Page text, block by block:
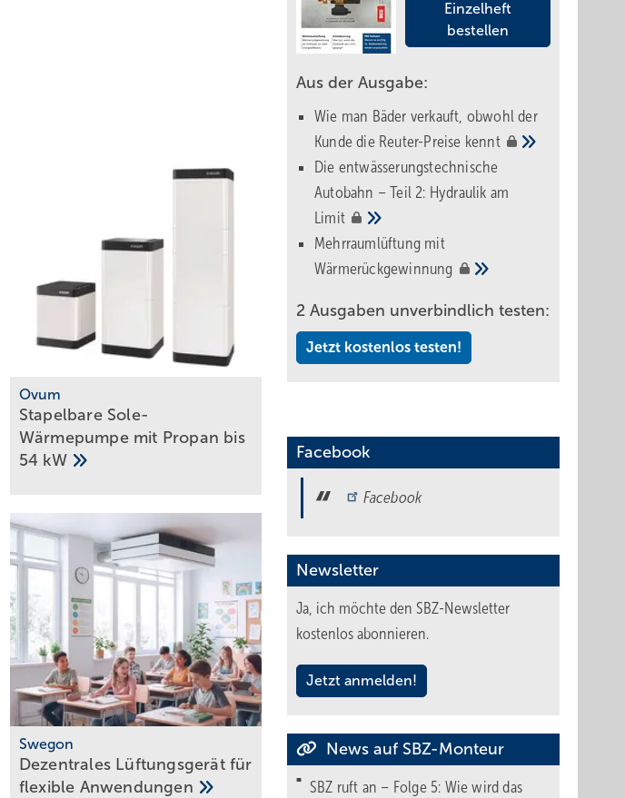
Ovum
Stapelbare Sole-
Wärmepumpe mit Propan bis
54 kW
Swegon
Dezentrales Lüftungsgerät für
flexible Anwendungen
Einzelheft
bestellen
Aus der Ausgabe:
Wie man Bäder verkauft, obwohl der
Kunde die Reuter-Preise kennt
Die entwässerungstechnische
Autobahn – Teil 2: Hydraulik am
Limit
Mehrraumlüftung mit
Wärmerückgewinnung
2 Ausgaben unverbindlich testen:
Jetzt kostenlos testen!
Facebook
Facebook
Newsletter
Ja, ich möchte den SBZ-Newsletter
kostenlos abonnieren.
Jetzt anmelden!
News auf SBZ-Monteur
SBZ ruft an – Folge 5: Wie wird das